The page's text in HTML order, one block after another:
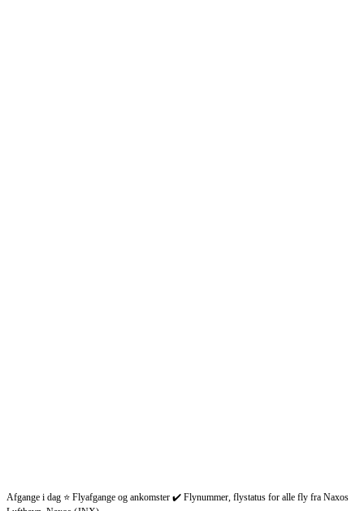
Afgange i dag ⭐ Flyafgange og ankomster ✔️ Flynummer, flystatus for alle fly fra Naxos